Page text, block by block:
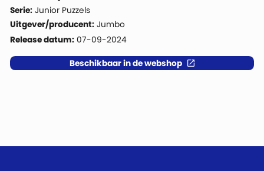
Serie: Junior Puzzels
Uitgever/producent: Jumbo
Release datum: 07-09-2024
Beschikbaar in de webshop